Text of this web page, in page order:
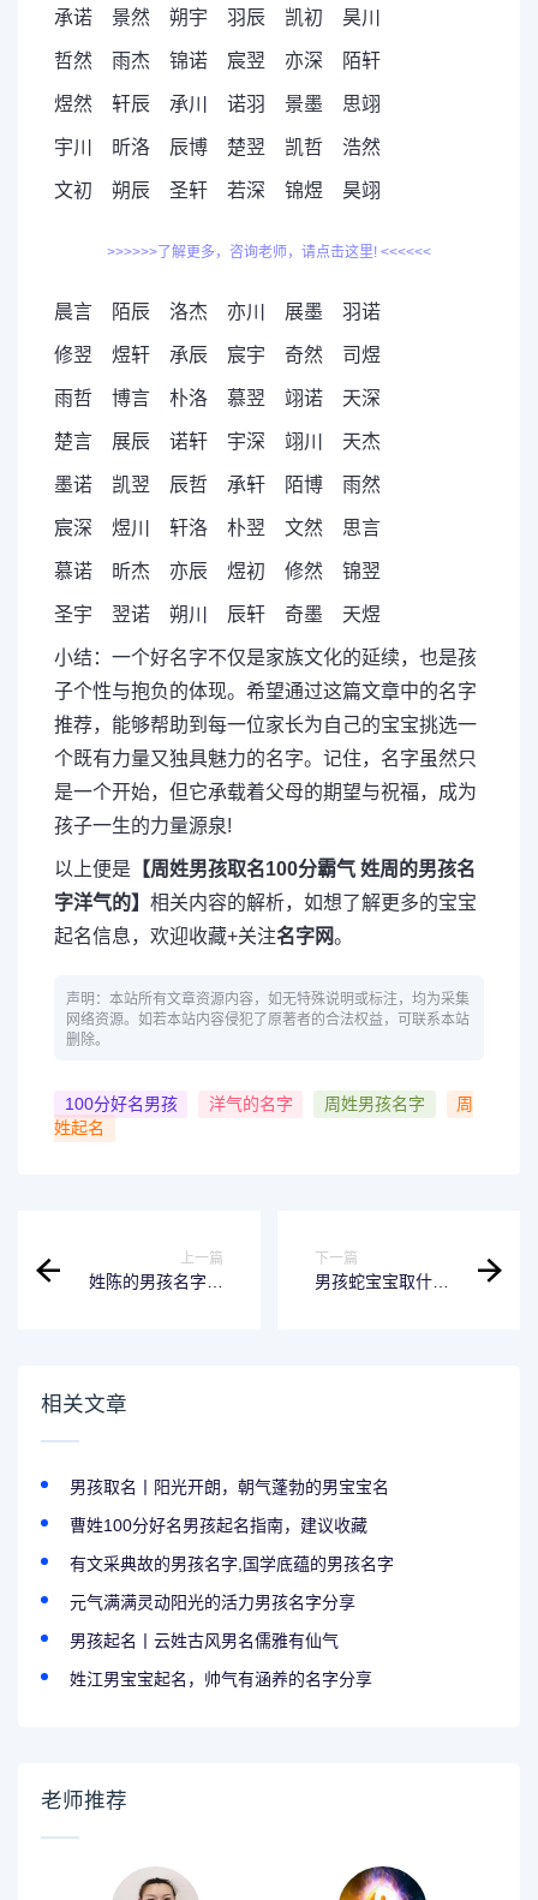
承诺 景然 朔宇 羽辰 凯初 昊川
哲然 雨杰 锦诺 宸翌 亦深 陌轩
煜然 轩辰 承川 诺羽 景墨 思翊
宇川 昕洛 辰博 楚翌 凯哲 浩然
文初 朔辰 圣轩 若深 锦煜 昊翊
>>>>>>了解更多，咨询老师，请点击这里! <<<<<<
晨言 陌辰 洛杰 亦川 展墨 羽诺
修翌 煜轩 承辰 宸宇 奇然 司煜
雨哲 博言 朴洛 慕翌 翊诺 天深
楚言 展辰 诺轩 宇深 翊川 天杰
墨诺 凯翌 辰哲 承轩 陌博 雨然
宸深 煜川 轩洛 朴翌 文然 思言
慕诺 昕杰 亦辰 煜初 修然 锦翌
圣宇 翌诺 朔川 辰轩 奇墨 天煜
小结：一个好名字不仅是家族文化的延续，也是孩
子个性与抱负的体现。希望通过这篇文章中的名字
推荐，能够帮助到每一位家长为自己的宝宝挑选一
个既有力量又独具魅力的名字。记住，名字虽然只
是一个开始，但它承载着父母的期望与祝福，成为
孩子一生的力量源泉!
以上便是 【周姓男孩取名100分霸气 姓周的男孩名
字洋气的】 相关内容的解析，如想了解更多的宝宝
起名信息，欢迎收藏+关注名字网。
声明：本站所有文章资源内容，如无特殊说明或标注，均为采集
网络资源。如若本站内容侵犯了原著者的合法权益，可联系本站
删除。
100分好名男孩 洋气的名字 周姓男孩名字
周
姓起名
上一篇
姓陈的男孩名字有
下一篇
男孩蛇宝宝取什么
相关文章
男孩取名丨阳光开朗，朝气蓬勃的男宝宝名
曹姓100分好名男孩起名指南，建议收藏
有文采典故的男孩名字,国学底蕴的男孩名字
元气满满灵动阳光的活力男孩名字分享
男孩起名丨云姓古风男名儒雅有仙气
姓江男宝宝起名，帅气有涵养的名字分享
老师推荐